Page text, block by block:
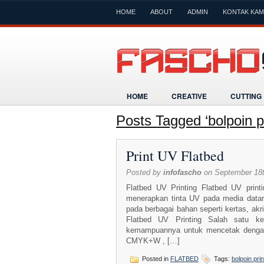
HOME ABOUT ADMIN KONTAK
HOME CREATIVE CUTTING
Posts Tagged ‘bolpoin
Print UV Flatbed
Posted by infofascho on September
Flatbed UV Printing Flatbed UV
menerapkan tinta UV pada media
pada berbagai bahan seperti kertas,
Flatbed UV Printing Salah satu
kemampuannya untuk mencetak
CMYK+W , […]
Posted in FLATBED Tags: bolpoin